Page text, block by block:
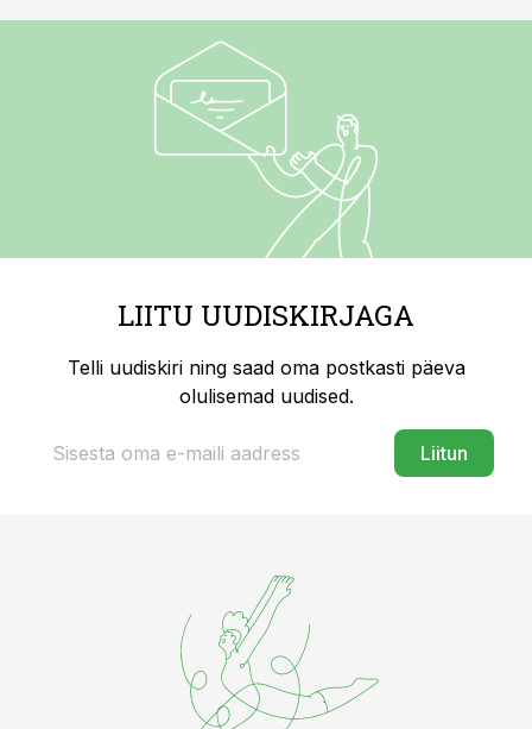
LIITU UUDISKIRJAGA
Telli uudiskiri ning saad oma postkasti päeva
olulisemad uudised.
Liitun